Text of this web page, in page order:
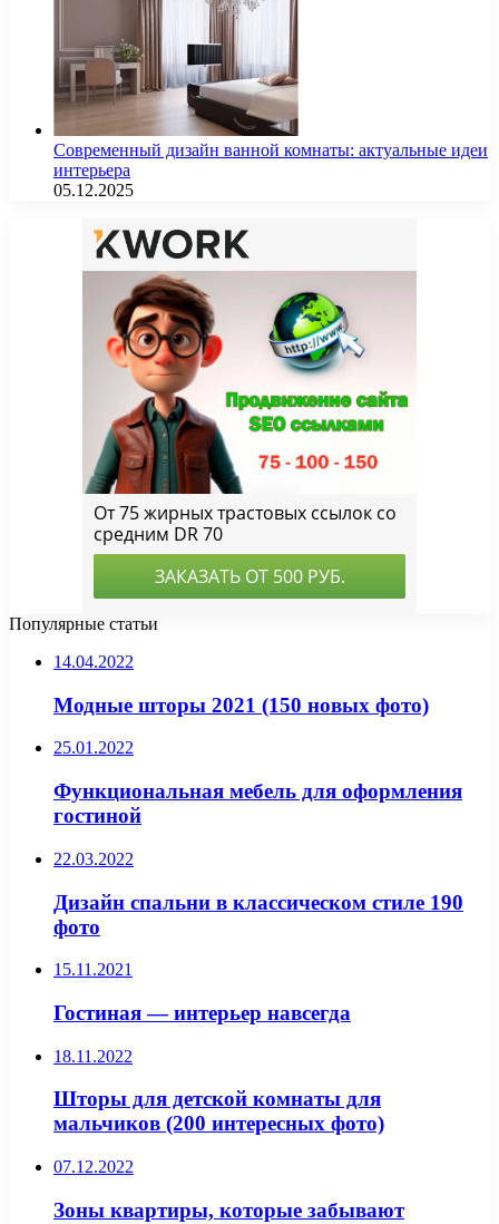
Современный дизайн ванной комнаты: актуальные идеи
интерьера
05.12.2025
Популярные статьи
14.04.2022
Модные шторы 2021 (150 новых фото)
25.01.2022
Функциональная мебель для оформления
гостиной
22.03.2022
Дизайн спальни в классическом стиле 190
фото
15.11.2021
Гостиная — интерьер навсегда
18.11.2022
Шторы для детской комнаты для
мальчиков (200 интересных фото)
07.12.2022
Зоны квартиры, которые забывают